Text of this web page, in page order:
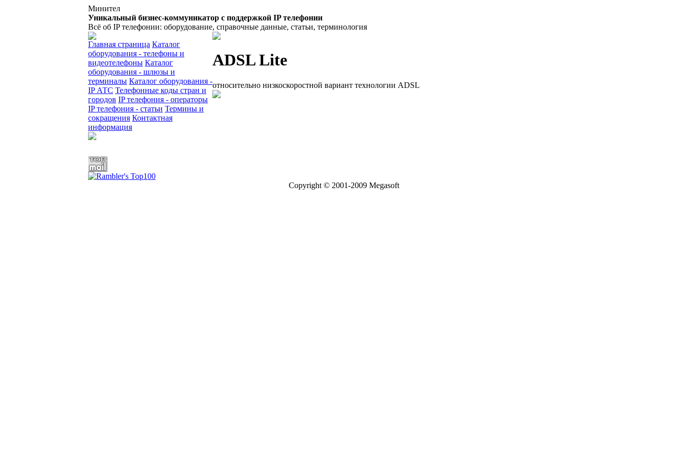
Минител
Уникальный бизнес-коммуникатор с поддержкой IP телефонии
Всё об IP телефонии: оборудование, справочные данные, статьи, терминология
Главная страница Каталог
оборудования - телефоны и
видеотелефоны Каталог
оборудования - шлюзы и
терминалы Каталог оборудования -
IP АТС Телефонные коды стран и
городов IP телефония - операторы
IP телефония - статьи Термины и
сокращения Контактная
информация
ADSL Lite
относительно низкоскоростной вариант технологии ADSL
Copyright © 2001-2009 Megasoft